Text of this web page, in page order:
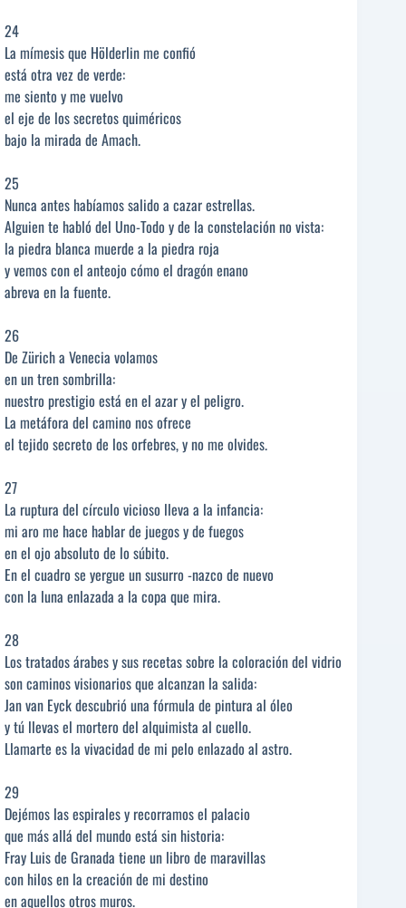
24
La mímesis que Hölderlin me confió
está otra vez de verde:
me siento y me vuelvo
el eje de los secretos quiméricos
bajo la mirada de Amach.
25
Nunca antes habíamos salido a cazar estrellas.
Alguien te habló del Uno-Todo y de la constelación no vista:
la piedra blanca muerde a la piedra roja
y vemos con el anteojo cómo el dragón enano
abreva en la fuente.
26
De Zürich a Venecia volamos
en un tren sombrilla:
nuestro prestigio está en el azar y el peligro.
La metáfora del camino nos ofrece
el tejido secreto de los orfebres, y no me olvides.
27
La ruptura del círculo vicioso lleva a la infancia:
mi aro me hace hablar de juegos y de fuegos
en el ojo absoluto de lo súbito.
En el cuadro se yergue un susurro -nazco de nuevo
con la luna enlazada a la copa que mira.
28
Los tratados árabes y sus recetas sobre la coloración del vidrio
son caminos visionarios que alcanzan la salida:
Jan van Eyck descubrió una fórmula de pintura al óleo
y tú llevas el mortero del alquimista al cuello.
Llamarte es la vivacidad de mi pelo enlazado al astro.
29
Dejémos las espirales y recorramos el palacio
que más allá del mundo está sin historia:
Fray Luis de Granada tiene un libro de maravillas
con hilos en la creación de mi destino
en aquellos otros muros.